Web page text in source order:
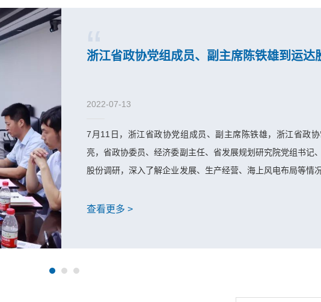
浙江省政协党组成员、副主席陈铁雄到运达
2022-07-13
7月11日，浙江省政协党组成员、副主席陈铁雄，浙江省政
亮，省政协委员、经济委副主任、省发展规划研究院党组书记
股份调研，深入了解企业发展、生产经营、海上风电布局等情
陈棋陪同调研。
查看更多 >